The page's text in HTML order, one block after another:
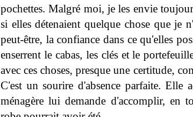
pochettes. Malgré moi, je les envie
si elles détenaient quelque chose que je
peut-être, la confiance dans ce qu'elles
enserrent le cabas, les clés et le
avec ces choses, presque une certitude,
C'est un sourire d'absence parfaite. Elle
ménagère lui demande d'accomplir, en